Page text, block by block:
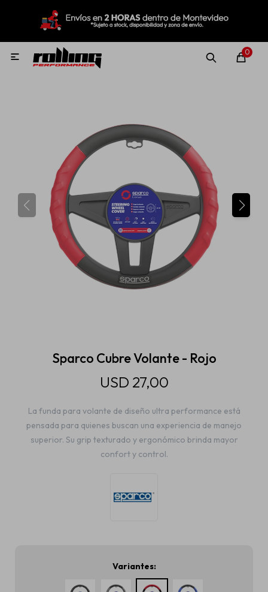
0

Sparco Cubre Volante - Rojo
USD 27,00
La funda para volante de diseño ultra performance está
pensada para quienes buscan una experiencia de manejo
superior. Su grip texturado y ergonómico brinda mayor
confort y control.
Variantes:
MI CUENTA
Nuevo! Rolling Repuestos
Lubricantes
Aditivos
Accesorios
Repuestos